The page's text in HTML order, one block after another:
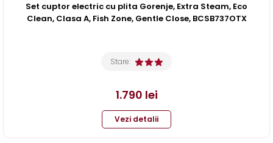
Set cuptor electric cu plita Gorenje, Extra Steam, Eco
Clean, Clasa A, Fish Zone, Gentle Close, BCSB737OTX
Stare:
1.790 lei
Vezi detalii